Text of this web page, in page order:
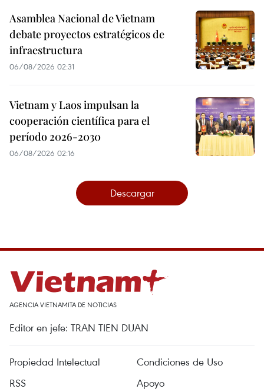
Asamblea Nacional de Vietnam
debate proyectos estratégicos de
infraestructura
06/08/2026 02:31
Vietnam y Laos impulsan la
cooperación científica para el
período 2026-2030
06/08/2026 02:16
Descargar
AGENCIA VIETNAMITA DE NOTICIAS
Editor en jefe: TRAN TIEN DUAN
Propiedad Intelectual
Condiciones de Uso
RSS
Apoyo